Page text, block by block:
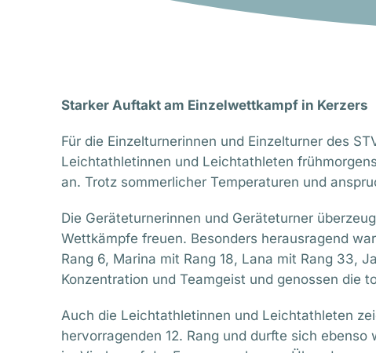
Starker Auftakt am Einzelwettkampf in Kerzers
Für die Einzelturnerinnen und Einzelturner des
Leichtathletinnen und Leichtathleten
an. Trotz sommerlicher Temperaturen und
Die Geräteturnerinnen und Geräteturner
Wettkämpfe freuen. Besonders herausragend
Rang 6, Marina mit Rang 18, Lana mit Rang 33,
Konzentration und Teamgeist und genossen die
Auch die Leichtathletinnen und Leichtathleten
hervorragenden 12. Rang und durfte sich